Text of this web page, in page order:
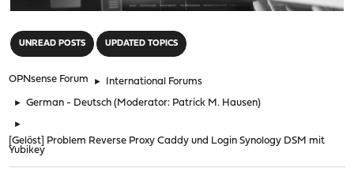
UNREAD POSTS UPDATED TOPICS
OPNsense Forum ► International Forums
► German - Deutsch (Moderator: Patrick M. Hausen)
►
[Gelöst] Problem Reverse Proxy Caddy und Login Synology DSM mit
Yubikey